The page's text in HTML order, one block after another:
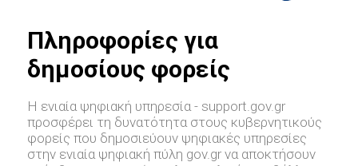
Πληροφορίες για
δημοσίους φορείς
Η ενιαία ψηφιακή υπηρεσία - support.gov.gr
προσφέρει τη δυνατότητα στους κυβερνητικούς
φορείς που δημοσιεύουν ψηφιακές υπηρεσίες
στην ενιαία ψηφιακή πύλη gov.gr να αποκτήσουν